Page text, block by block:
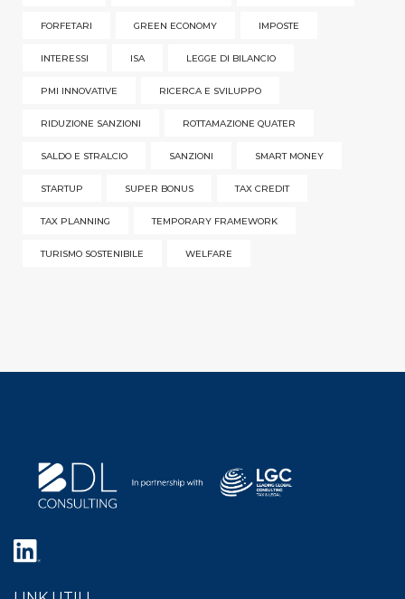
FORFETARI GREEN ECONOMY IMPOSTE
INTERESSI ISA LEGGE DI BILANCIO
PMI INNOVATIVE RICERCA E SVILUPPO
RIDUZIONE SANZIONI ROTTAMAZIONE QUATER
SALDO E STRALCIO SANZIONI SMART MONEY
STARTUP SUPER BONUS TAX CREDIT
TAX PLANNING TEMPORARY FRAMEWORK
TURISMO SOSTENIBILE WELFARE